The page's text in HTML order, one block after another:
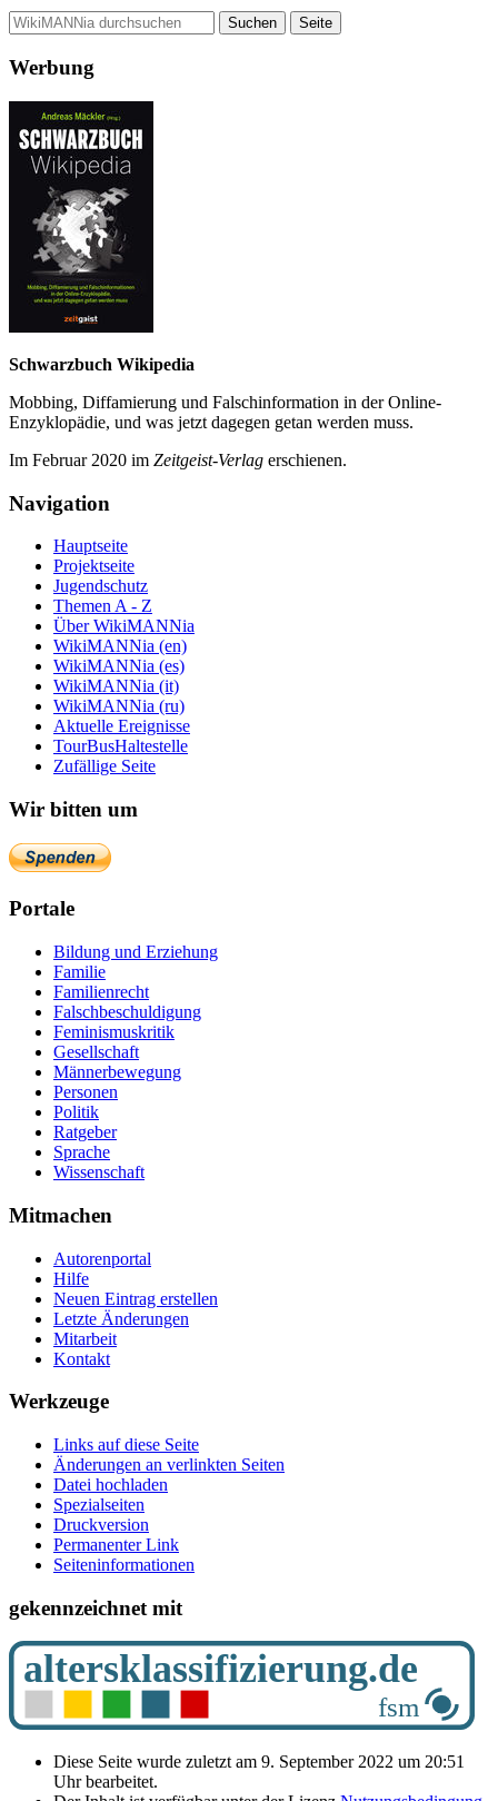
Werbung
Schwarzbuch Wikipedia
Mobbing, Diffamierung und Falsch­information in der Online-
Enzyklo­pädie, und was jetzt da­gegen getan werden muss.
Im Februar 2020 im Zeit­geist-Verlag erschienen.
Navigation
Hauptseite
Projektseite
Jugendschutz
Themen A - Z
Über WikiMANNia
WikiMANNia (en)
WikiMANNia (es)
WikiMANNia (it)
WikiMANNia (ru)
Aktuelle Ereignisse
TourBusHaltestelle
Zufällige Seite
Wir bitten um
Portale
Bildung und Erziehung
Familie
Familienrecht
Falschbeschuldigung
Feminismuskritik
Gesellschaft
Männerbewegung
Personen
Politik
Ratgeber
Sprache
Wissenschaft
Mitmachen
Autorenportal
Hilfe
Neuen Eintrag erstellen
Letzte Änderungen
Mitarbeit
Kontakt
Werkzeuge
Links auf diese Seite
Änderungen an verlinkten Seiten
Datei hochladen
Spezialseiten
Druckversion
Permanenter Link
Seiten­­informationen
gekennzeichnet mit
Diese Seite wurde zuletzt am 9. September 2022 um 20:51
Uhr bearbeitet.